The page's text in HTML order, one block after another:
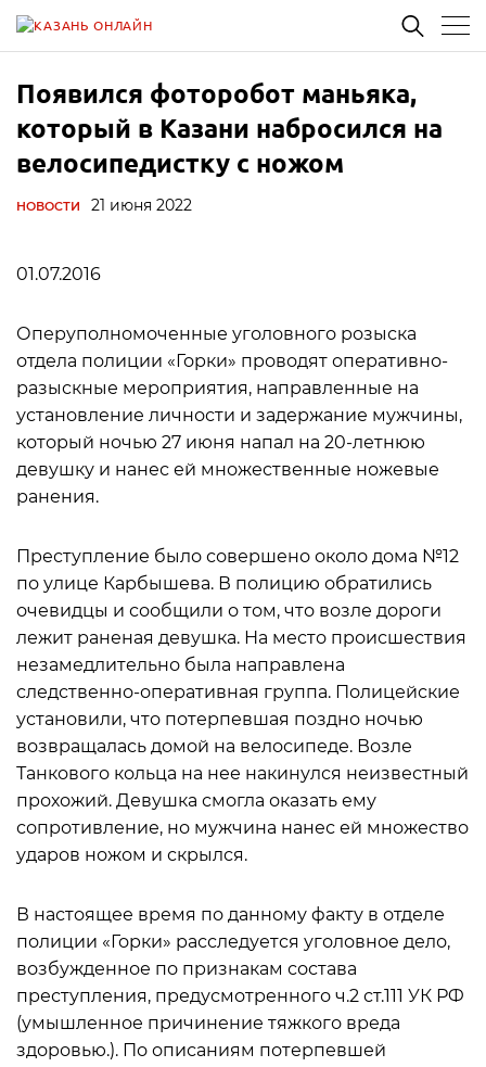
Появился фоторобот маньяка,
который в Казани набросился на
велосипедистку с ножом
НОВОСТИ 21 июня 2022
01.07.2016
Оперуполномоченные уголовного розыска
отдела полиции «Горки» проводят оперативно-
разыскные мероприятия, направленные на
установление личности и задержание мужчины,
который ночью 27 июня напал на 20-летнюю
девушку и нанес ей множественные ножевые
ранения.
Преступление было совершено около дома №12
по улице Карбышева. В полицию обратились
очевидцы и сообщили о том, что возле дороги
лежит раненая девушка. На место происшествия
незамедлительно была направлена
следственно-оперативная группа. Полицейские
установили, что потерпевшая поздно ночью
возвращалась домой на велосипеде. Возле
Танкового кольца на нее накинулся неизвестный
прохожий. Девушка смогла оказать ему
сопротивление, но мужчина нанес ей множество
ударов ножом и скрылся.
В настоящее время по данному факту в отделе
полиции «Горки» расследуется уголовное дело,
возбужденное по признакам состава
преступления, предусмотренного ч.2 ст.111 УК РФ
(умышленное причинение тяжкого вреда
здоровью.). По описаниям потерпевшей